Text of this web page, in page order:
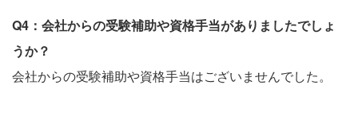
Q4：会社からの受験補助や資格手当がありましたでしょ
うか？
会社からの受験補助や資格手当はございませんでした。